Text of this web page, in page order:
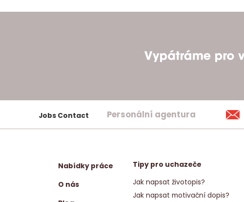
Jobs Contact Personální agentura
Nabídky práce
O nás
Tipy pro uchazeče
Jak napsat životopis?
Jak napsat motivační dopis?